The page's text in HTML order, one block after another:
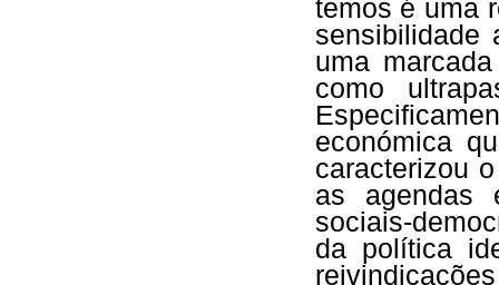
temos é uma
sensibilidade
uma
como
económica
caracterizou
as agendas
sociais-
da política